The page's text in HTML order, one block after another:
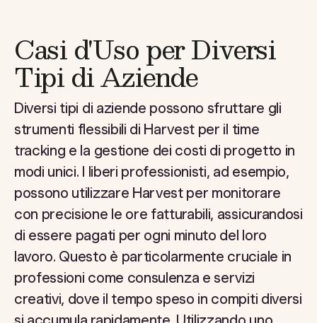
Casi d'Uso per Diversi
Tipi di Aziende
Diversi tipi di aziende possono sfruttare gli
strumenti flessibili di Harvest per il time
tracking e la gestione dei costi di progetto in
modi unici. I liberi professionisti, ad esempio,
possono utilizzare Harvest per monitorare
con precisione le ore fatturabili, assicurandosi
di essere pagati per ogni minuto del loro
lavoro. Questo è particolarmente cruciale in
professioni come consulenza e servizi
creativi, dove il tempo speso in compiti diversi